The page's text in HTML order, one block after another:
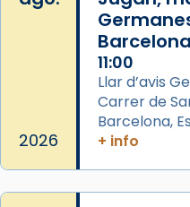
missa d’acció de
comitè
del Sant Pare Lleó
col·laboradors, a
L’arquebisbe de
Josep Omella, ha
concelebrat el
Mons. David
2026
Barcelona
11:00
Llar d’avis
Carrer de
Barcelona,
+ info